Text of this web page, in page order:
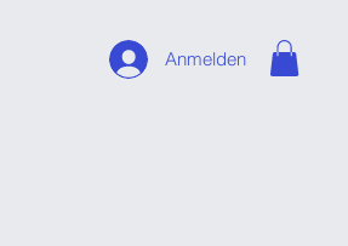
Anmelden